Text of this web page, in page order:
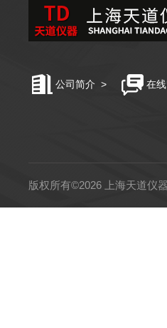
公司简介 > 在
版权所有©2026 上海天道仪